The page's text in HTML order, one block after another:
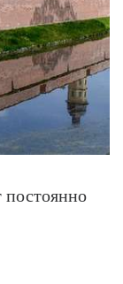
постоянно